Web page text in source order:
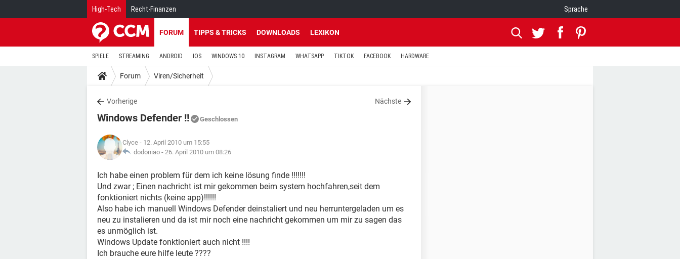
High-Tech Recht-Finanzen Sprache
FORUM TIPPS & TRICKS DOWNLOADS LEXIKON
SPIELE STREAMING ANDROID IOS WINDOWS 10 INSTAGRAM WHATSAPP TIKTOK FACEBOOK HARDWARE
Forum Viren/Sicherheit
Vorherige Nächste
Windows Defender !! Geschlossen
Clyce - 12. April 2010 um 15:55
dodoniao - 26. April 2010 um 08:26
Ich habe einen problem für dem ich keine lösung finde !!!!!!!
Und zwar ; Einen nachricht ist mir gekommen beim system hochfahren,seit dem
fonktioniert nichts (keine app)!!!!!!
Also habe ich manuell Windows Defender deinstaliert und neu herruntergeladen um es
neu zu instalieren und da ist mir noch eine nachricht gekommen um mir zu sagen das
es unmöglich ist.
Windows Update fonktioniert auch nicht !!!!
Ich brauche eure hilfe leute ????